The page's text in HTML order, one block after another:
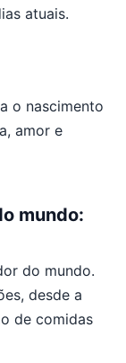
atuais.
o nascimento
amor e
mundo:
do mundo.
desde a
de comidas